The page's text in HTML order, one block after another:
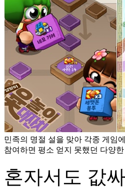
민족의 명절 설을 맞아 각종 게임
참여하면 평소 얻지 못했던 다양
혼자서도 값